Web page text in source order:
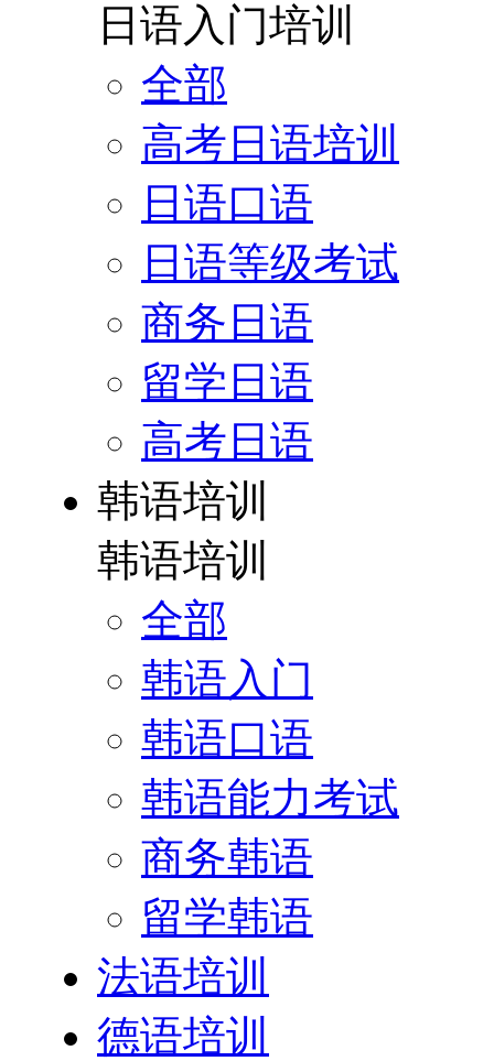
日语入门培训
全部
高考日语培训
日语口语
日语等级考试
商务日语
留学日语
高考日语
韩语培训
韩语培训
全部
韩语入门
韩语口语
韩语能力考试
商务韩语
留学韩语
法语培训
德语培训